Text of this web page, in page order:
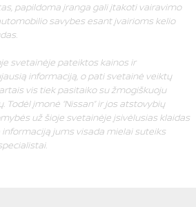
papildoma įranga gali įtakoti vairavimo
savybes esant įvairioms kelio
svetainėje pateiktos kainos ir
informaciją, o pati svetainė veiktų
vis tiek pasitaiko su žmogiškuoju
įmonė “Nissan” ir jos atstovybių
už šioje svetainėje įsivėlusias klaidas
jums visada mielai suteiks